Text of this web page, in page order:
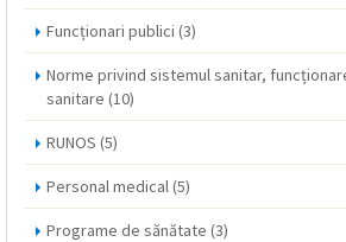
Funcționari publici (3)
Norme privind sistemul sanitar,
sanitare (10)
RUNOS (5)
Personal medical(5)
Programe de sănătate (3)